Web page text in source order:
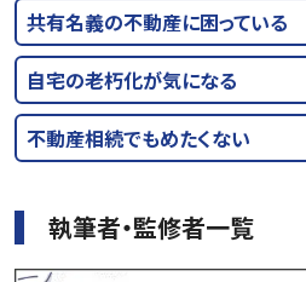
共有名義の不動産に困っている
自宅の老朽化が気になる
不動産相続でもめたくない
執筆者・監修者一覧